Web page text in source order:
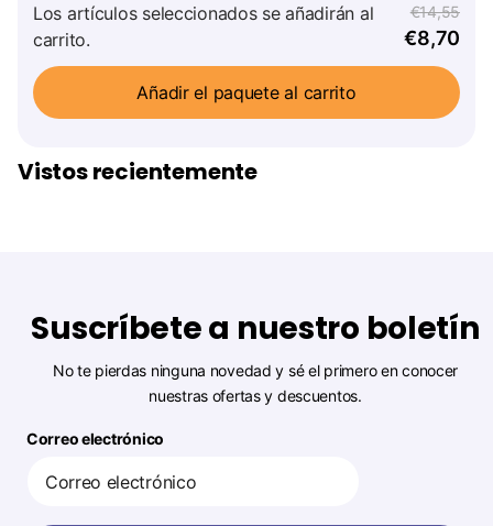
Los artículos seleccionados se añadirán al
carrito.
€14,55
€8,70
Añadir el paquete al carrito
Vistos recientemente
Suscríbete a nuestro boletín
No te pierdas ninguna novedad y sé el primero en conocer
nuestras ofertas y descuentos.
Correo electrónico